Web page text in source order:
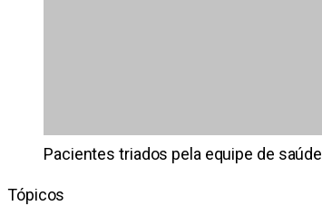
Pacientes triados pela equipe de saúde
Tópicos